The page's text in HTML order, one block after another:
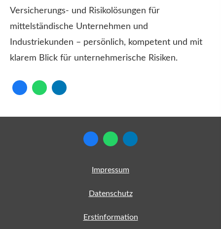
Versicherungs- und Risikolösungen für
mittelständische Unternehmen und
Industriekunden – persönlich, kompetent und mit
klarem Blick für unternehmerische Risiken.
Impressum
Datenschutz
Erstinformation